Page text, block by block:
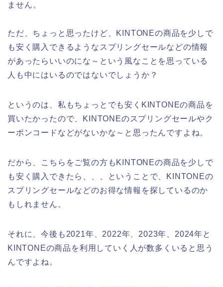
ません。
ただ、ちょっと思ったけど、KINTONEの商品を少しで
も安く購入できるようなスプリングセールなどの情報
があったらいいのにな～という風なことを思っている
人も中にはいるのではないでしょうか？
というのは、私もちょっとでも安くKINTONEの商品を
買いたかったので、KINTONEのスプリングセールやク
ーポンコードなどがないかな～と思ったんですよね。
だから、こちらをご覧の方もKINTONEの商品を少しで
も安く購入できたら、、、ということで、KINTONEの
スプリングセールなどのお得な情報を探しているのか
もしれません。
それに、今後も2021年、2022年、2023年、2024年と
KINTONEの商品を利用していく人が数多くいると思う
んですよね。